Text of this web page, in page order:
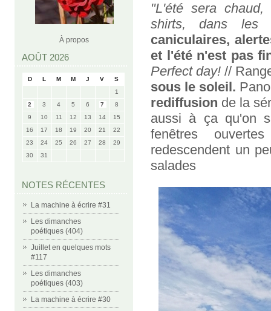
À propos
AOÛT 2026
D L M M J V
S
1
2
3 4 5 6 7
8
9
10 11 12 13 14
15
16
17 18 19 20 21
22
23
24 25 26 27 28
29
30
31
NOTES RÉCENTES
La machine à écrire #31
Les dimanches
poétiques (404)
Juillet en quelques mots
#117
Les dimanches
poétiques (403)
La machine à écrire #30
"L'été sera
shirts, dans les
caniculaires,
et l'été n'est pas
Perfect day! //
sous le soleil.
rediffusion de la
aussi à ça qu'on
fenêtres
redescendent un
salades